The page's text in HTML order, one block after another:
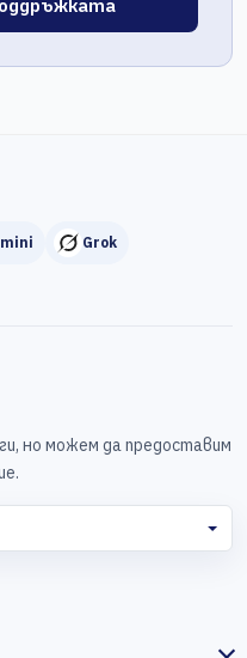
Grok
но можем да предоставим